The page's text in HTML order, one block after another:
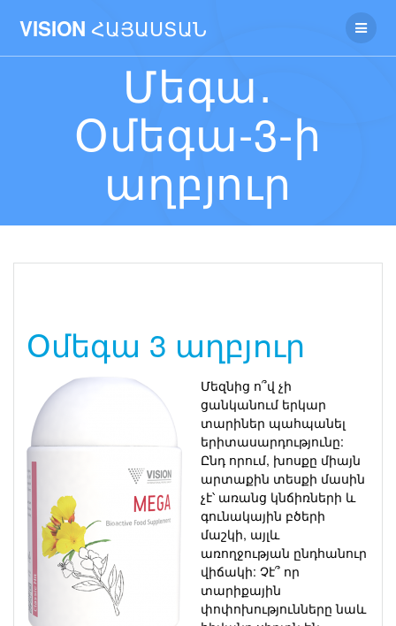
VISION ՀԱՅԱՍՏԱՆ
Մեգա․
Օմեգա-3-ի
աղբյուր
Օմեգա 3 աղբյուր
Մեզնից ո՞վ չի
ցանկանում երկար
տարիներ պահպանել
երիտասարդությունը:
Ընդ որում, խոսքը միայն
արտաքին տեսքի մասին
չէ՝ առանց կնճիռների և
գունակային բծերի
մաշկի, այլև
առողջության ընդհանուր
վիճակի: Չէ՞ որ
տարիքային
փոփոխությունները նաև